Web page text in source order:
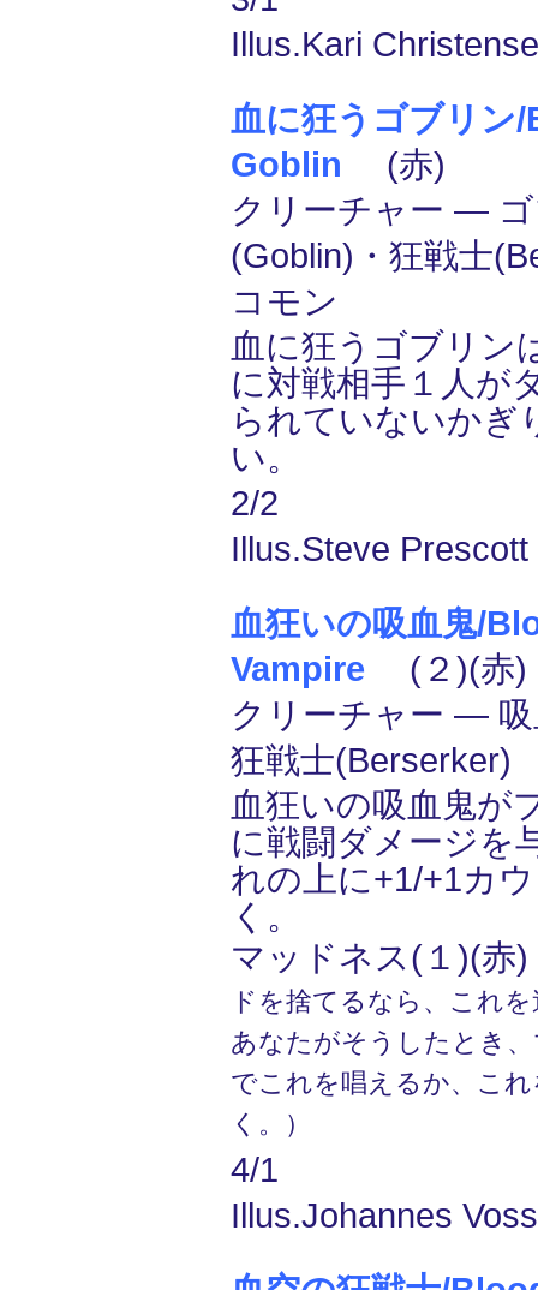
Illus.Kari
血に狂うゴブリン
Goblin (赤)
クリーチャー ―
(Goblin)・狂戦士
コモン
血に狂うゴブリン
に対戦相手１人が
られていないかぎ
い。
2/2
Illus.Steve
血狂いの吸血鬼/
Vampire (２)(赤)
クリーチャー ― 吸
狂戦士
血狂いの吸血鬼が
に戦闘ダメージを
れの上に+1/+1カ
く。
マッドネス(１)(赤)
ドを捨てるなら、これ
あなたがそうしたとき
でこれを唱えるか、こ
く。）
4/1
Illus.Johannes